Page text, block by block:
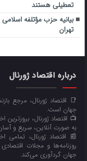
تعطیلی هستند
بیانیه حزب مؤتلفه
تهران
درباره اقتصاد ژورنال
📑 اقتصاد ژورنال، مرجع
جهان است.
📺 اقتصاد ژورنال،
به صورت آنلاین، سریع و
📰 اقتصاد ژورنال، تمامی
روزنامه‌ها و مجلات
جهان گردآوری می‌کند.